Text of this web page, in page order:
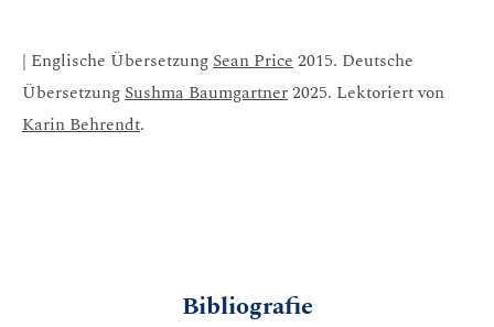
| Englische ÜbersetzungSean Price2015. Deutsche
ÜbersetzungSushma Baumgartner2025. Lektoriert von
Karin Behrendt.
Bibliografie